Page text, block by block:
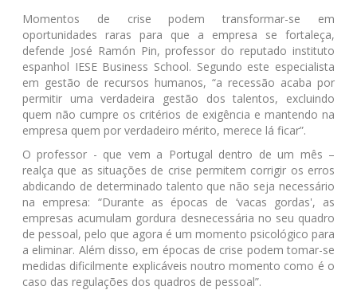
Momentos de crise podem transformar-se em
oportunidades raras para que a empresa se fortaleça,
defende José Ramón Pin, professor do reputado instituto
espanhol IESE Business School. Segundo este especialista
em gestão de recursos humanos, “a recessão acaba por
permitir uma verdadeira gestão dos talentos, excluindo
quem não cumpre os critérios de exigência e mantendo na
empresa quem por verdadeiro mérito, merece lá ficar”.
O professor - que vem a Portugal dentro de um mês –
realça que as situações de crise permitem corrigir os erros
abdicando de determinado talento que não seja necessário
na empresa: “Durante as épocas de ‘vacas gordas', as
empresas acumulam gordura desnecessária no seu quadro
de pessoal, pelo que agora é um momento psicológico para
a eliminar. Além disso, em épocas de crise podem tomar-se
medidas dificilmente explicáveis noutro momento como é o
caso das regulações dos quadros de pessoal”.